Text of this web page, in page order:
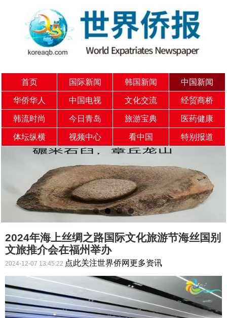
首页 国际新闻 韩国新闻 中国新闻
华侨华人 中国电视 文化交流 经贸商桥
韩流时尚 今日青岛 旅游宝典 医药健康
体坛纵横 视频中心 看中国 特别报道
2024年海上丝绸之路国际文化旅游节海丝国别
文旅推介会在福州举办
2024-12-07 13:45:22 点此关注世界侨网更多资讯